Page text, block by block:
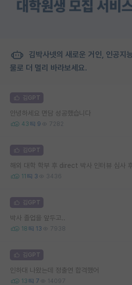
김박사넷의 새로운 거인, 인공지
물로 더 멀리 바라보세요.
김GPT
안녕하세요 면담 성공했습니다
43 9 7282
김GPT
해외 대학 학부 후 direct 박사 인터뷰 심사
11 3 3436
김GPT
박사 졸업을 앞두고..
18 13 7938
김GPT
인하대 나왔는데 정출연 합격했어
13 7 14097